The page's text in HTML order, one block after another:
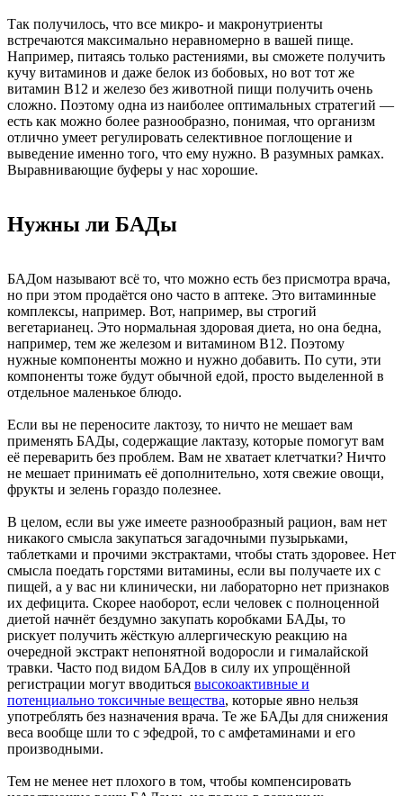
Так получилось, что все микро- и макронутриенты
встречаются максимально неравномерно в вашей пище.
Например, питаясь только растениями, вы сможете получить
кучу витаминов и даже белок из бобовых, но вот тот же
витамин B12 и железо без животной пищи получить очень
сложно. Поэтому одна из наиболее оптимальных стратегий —
есть как можно более разнообразно, понимая, что организм
отлично умеет регулировать селективное поглощение и
выведение именно того, что ему нужно. В разумных рамках.
Выравнивающие буферы у нас хорошие.
Нужны ли БАДы
БАДом называют всё то, что можно есть без присмотра врача,
но при этом продаётся оно часто в аптеке. Это витаминные
комплексы, например. Вот, например, вы строгий
вегетарианец. Это нормальная здоровая диета, но она бедна,
например, тем же железом и витамином B12. Поэтому
нужные компоненты можно и нужно добавить. По сути, эти
компоненты тоже будут обычной едой, просто выделенной в
отдельное маленькое блюдо.
Если вы не переносите лактозу, то ничто не мешает вам
применять БАДы, содержащие лактазу, которые помогут вам
её переварить без проблем. Вам не хватает клетчатки? Ничто
не мешает принимать её дополнительно, хотя свежие овощи,
фрукты и зелень гораздо полезнее.
В целом, если вы уже имеете разнообразный рацион, вам нет
никакого смысла закупаться загадочными пузырьками,
таблетками и прочими экстрактами, чтобы стать здоровее. Нет
смысла поедать горстями витамины, если вы получаете их с
пищей, а у вас ни клинически, ни лабораторно нет признаков
их дефицита. Скорее наоборот, если человек с полноценной
диетой начнёт бездумно закупать коробками БАДы, то
рискует получить жёсткую аллергическую реакцию на
очередной экстракт непонятной водоросли и гималайской
травки. Часто под видом БАДов в силу их упрощённой
регистрации могут вводиться высокоактивные и
потенциально токсичные вещества, которые явно нельзя
употреблять без назначения врача. Те же БАДы для снижения
веса вообще шли то с эфедрой, то с амфетаминами и его
производными.
Тем не менее нет плохого в том, чтобы компенсировать